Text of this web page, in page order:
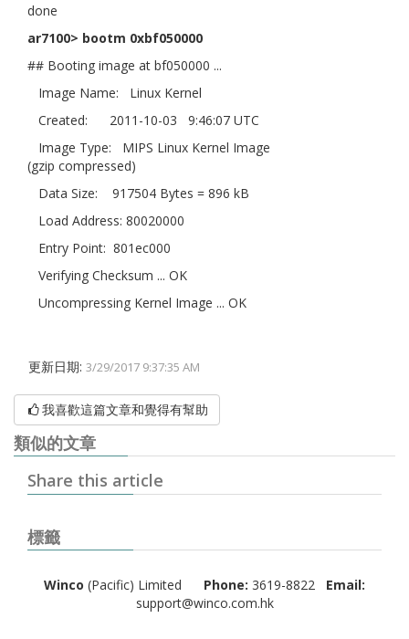
done
ar7100> bootm 0xbf050000
## Booting image at bf050000 ...
Image Name: Linux Kernel
Created: 2011-10-03 9:46:07 UTC
Image Type: MIPS Linux Kernel Image
(gzip compressed)
Data Size: 917504 Bytes = 896 kB
Load Address: 80020000
Entry Point: 801ec000
Verifying Checksum ... OK
Uncompressing Kernel Image ... OK
更新日期: 3/29/2017 9:37:35 AM
我喜歡這篇文章和覺得有幫助
類似的文章
Share this article
標籤
Winco (Pacific) Limited Phone: 3619-8822 Email:
support@winco.com.hk